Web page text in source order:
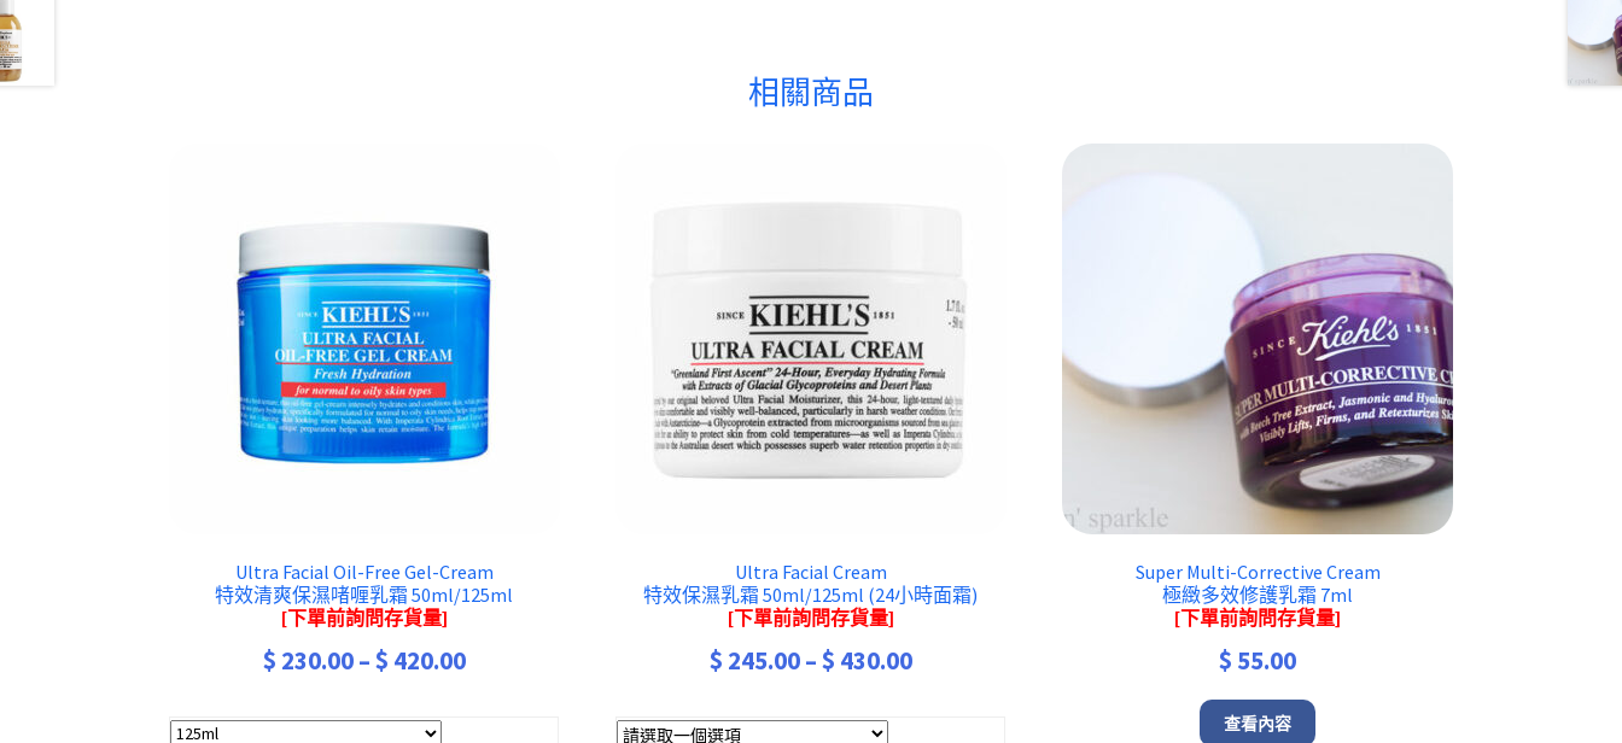
相關商品
Ultra Facial Oil-Free Gel-Cream
特效清爽保濕啫喱乳霜 50ml/125ml
[下單前詢問存貨量]
$ 230.00–$ 420.00Price
Ultra Facial Cream
特效保濕乳霜 50ml/125ml (24小時面霜)
[下單前詢問存貨量]
$ 245.00–$ 430.00Price
Super Multi-Corrective Cream
極緻多效修護乳霜 7ml
[下單前詢問存貨量]
$ 55.00
查看內容